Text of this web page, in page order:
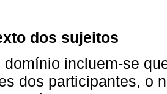
dos sujeitos
domínio incluem-se
dos participantes, o